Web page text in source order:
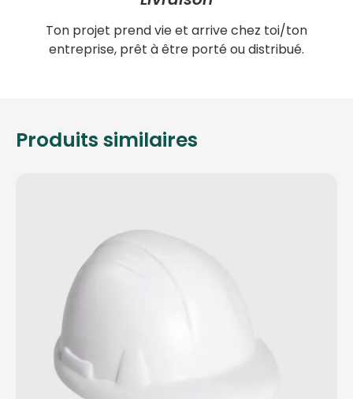
Ton projet prend vie et arrive chez toi/ton
entreprise, prêt à être porté ou distribué.
Produits similaires